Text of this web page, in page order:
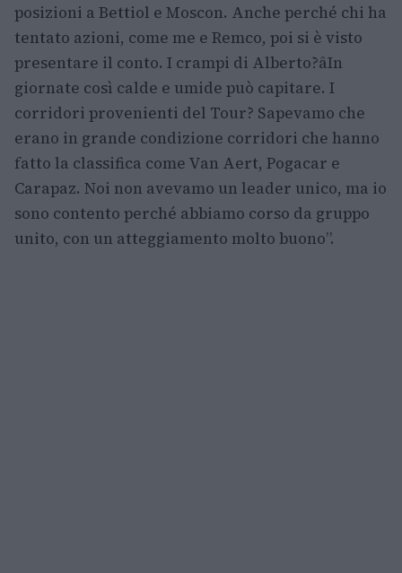
posizioni a Bettiol e Moscon. Anche perché chi ha
tentato azioni, come me e Remco, poi si è visto
presentare il conto. I crampi di Alberto?âIn
giornate così calde e umide può capitare. I
corridori provenienti del Tour? Sapevamo che
erano in grande condizione corridori che hanno
fatto la classifica come Van Aert, Pogacar e
Carapaz. Noi non avevamo un leader unico, ma io
sono contento perché abbiamo corso da gruppo
unito, con un atteggiamento molto buono”.